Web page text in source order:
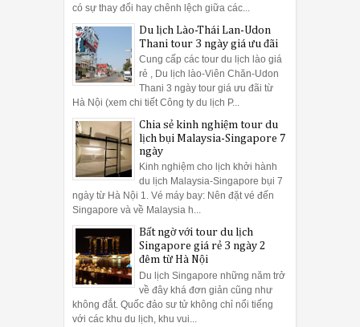
có sự thay đổi hay chênh lệch giữa các...
Du lịch Lào-Thái Lan-Udon
Thani tour 3 ngày giá ưu đãi
Cung cấp các tour du lịch lào giá
rẻ , Du lịch lào-Viên Chăn-Udon
Thani 3 ngày tour giá ưu đãi từ
Hà Nội (xem chi tiết Công ty du lịch P...
Chia sẻ kinh nghiệm tour du
lịch bụi Malaysia-Singapore 7
ngày
Kinh nghiệm cho lịch khởi hành
du lịch Malaysia-Singapore bụi 7
ngày từ Hà Nội 1. Vé máy bay: Nên đặt vé đến
Singapore và về Malaysia h...
Bất ngờ với tour du lịch
Singapore giá rẻ 3 ngày 2
đêm từ Hà Nội
Du lịch Singapore những năm trở
về đây khá đơn giản cũng như
không đắt. Quốc đảo sư tử không chỉ nổi tiếng
với các khu du lịch, khu vui...